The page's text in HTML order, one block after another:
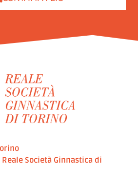
Reale Società Ginnastica di